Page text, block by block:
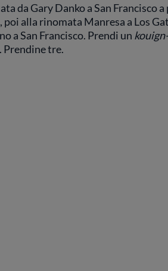
da Gary Danko a San Francisco
alla rinomata Manresa a Los
a San Francisco. Prendi un
Prendine tre.